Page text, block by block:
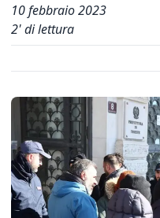
10 febbraio 2023
2' di lettura